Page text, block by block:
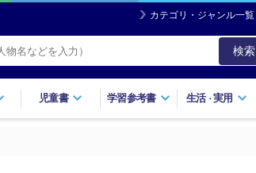
カテゴリ・ジャンル一覧
検索
児童書 学習参考書 生活・実用